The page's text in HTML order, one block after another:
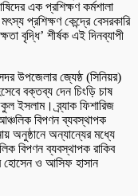
এক প্রশিক্ষণ কর্মশালা
প্রশিক্ষণ কেন্দ্রে বেসরকারি
বৃদ্ধি’ শীর্ষক এই দিনব্যাপী
উপজেলার জ্যেষ্ঠ (সিনিয়র)
বক্তব্য দেন চিংড়ি চাষ
ইসলাম। ব্র্যাক ফিশারিজ
বিপণন ব্যবস্থাপক
অনুষ্ঠানে অন্যান্যের মধ্যে
বিপণন ব্যবস্থাপক রাকিব
হোসেন ও আসিফ হাসান